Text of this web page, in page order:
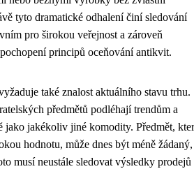
tyto dramatické odhalení činí sledování
pro širokou veřejnost a zároveň
principů oceňování antikvit.
také znalost aktuálního stavu trhu.
předmětů podléhají trendům a
jako jakékoliv jiné komodity. Předmět,
hodnotu, může dnes být méně žádaný,
musí neustále sledovat výsledky prodejů